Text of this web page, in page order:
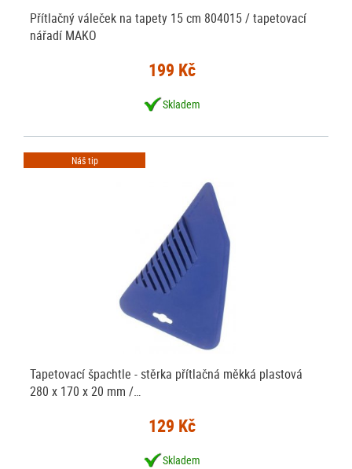
Přítlačný váleček na tapety 15 cm 804015 / tapetovací
nářadí MAKO
199 Kč
Skladem
Náš tip
Tapetovací špachtle - stěrka přítlačná měkká plastová
280 x 170 x 20 mm /…
129 Kč
Skladem